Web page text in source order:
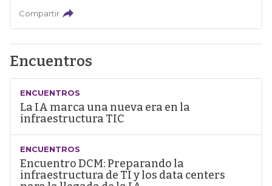
Compartir
Encuentros
ENCUENTROS
La IA marca una nueva era en la
infraestructura TIC
ENCUENTROS
Encuentro DCM: Preparando la
infraestructura de TI y los data centers